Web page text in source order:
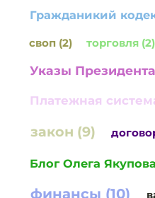
Гражданикий
своп (2) торговля (2)
Указы
Платежная
закон (9)
Блог Олега
финансы (10)